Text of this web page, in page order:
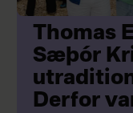
Thomas
Sæþór
Derfor